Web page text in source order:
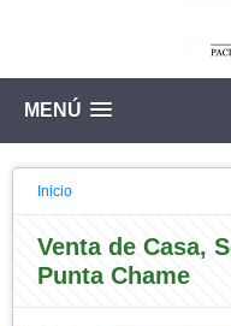
MENÚ
Inicio
Venta de Casa,
Punta Chame